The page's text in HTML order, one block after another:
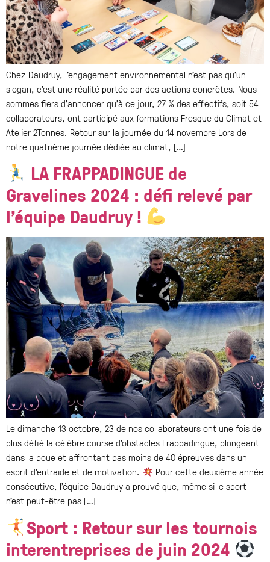
Chez Daudruy, l’engagement environnemental n’est pas qu’un
slogan, c’est une réalité portée par des actions concrètes. Nous
sommes fiers d’annoncer qu’à ce jour, 27 % des effectifs, soit 54
collaborateurs, ont participé aux formations Fresque du Climat et
Atelier 2Tonnes. Retour sur la journée du 14 novembre Lors de
notre quatrième journée dédiée au climat, […]
LA FRAPPADINGUE de
Gravelines 2024 : défi relevé par
l’équipe Daudruy !
Le dimanche 13 octobre, 23 de nos collaborateurs ont une fois de
plus défié la célèbre course d’obstacles Frappadingue, plongeant
dans la boue et affrontant pas moins de 40 épreuves dans un
esprit d’entraide et de motivation.
Pour cette deuxième année
consécutive, l’équipe Daudruy a prouvé que, même si le sport
n’est peut-être pas […]
Sport : Retour sur les tournois
interentreprises de juin 2024